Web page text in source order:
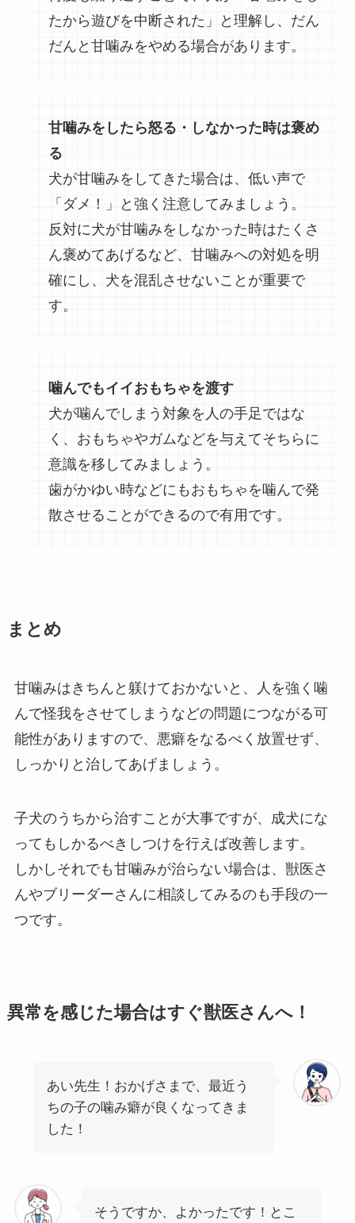
たから遊びを中断された」と理解し、だん
だんと甘噛みをやめる場合があります。
甘噛みをしたら怒る・しなかった時は褒め
る
犬が甘噛みをしてきた場合は、低い声で
「ダメ！」と強く注意してみましょう。
反対に犬が甘噛みをしなかった時はたくさ
ん褒めてあげるなど、甘噛みへの対処を明
確にし、犬を混乱させないことが重要で
す。
噛んでもイイおもちゃを渡す
犬が噛んでしまう対象を人の手足ではな
く、おもちゃやガムなどを与えてそちらに
意識を移してみましょう。
歯がかゆい時などにもおもちゃを噛んで発
散させることができるので有用です。
まとめ
甘噛みはきちんと躾けておかないと、人を強く噛
んで怪我をさせてしまうなどの問題につながる可
能性がありますので、悪癖をなるべく放置せず、
しっかりと治してあげましょう。
子犬のうちから治すことが大事ですが、成犬にな
ってもしかるべきしつけを行えば改善します。
しかしそれでも甘噛みが治らない場合は、獣医さ
んやブリーダーさんに相談してみるのも手段の一
つです。
異常を感じた場合はすぐ獣医さんへ！
あい先生！おかげさまで、最近う
ちの子の噛み癖が良くなってきま
した！
そうですか、よかったです！とこ